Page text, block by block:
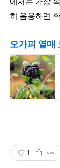
히 음용하면
오가피 열매
1